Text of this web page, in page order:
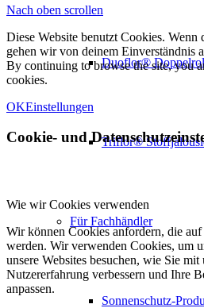
Duoflor®
Triflor®
Für Fachhändler
Sonnenschutz-
Nach oben scrollen
Diese Website benutzt Cookies. Wenn
gehen wir von deinem Einverständnis
By continuing to browse the site, you
cookies.
OKEinstellungen
Cookie- und
Wie wir Cookies verwenden
Wir können Cookies anfordern, die
werden. Wir verwenden Cookies, um
unsere Websites besuchen, wie Sie
Nutzererfahrung verbessern und Ihre
anpassen.